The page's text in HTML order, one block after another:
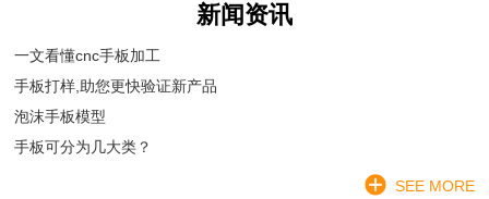
新闻资讯
一文看懂cnc手板加工
手板打样,助您更快验证新产品
泡沫手板模型
手板可分为几大类？
SEE MORE